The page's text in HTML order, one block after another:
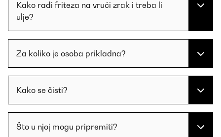
Kako radi friteza na vrući zrak i treba li
ulje?
Za koliko je osoba prikladna?
Kako se čisti?
Što u njoj mogu pripremiti?